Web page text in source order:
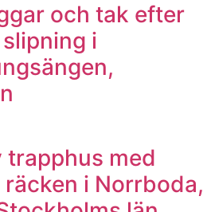
och tak efter
i
trapphus med
i Norrboda,